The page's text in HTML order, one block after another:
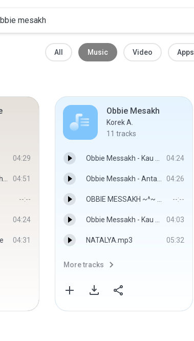
All Music Video Apps
04:29
04:51
--:--
04:24
04:31
Obbie Mesakh
Korek A.
11 tracks
Obbie Messakh - Kau Tercipta Bukan Untukku (Official Music Video ).mp3 04:24
Obbie Messakh - Antara Benci Dan Rindu (Official Music Video).mp3 04:26
OBBIE MESSAKH ~^~ ISTILAH CINTA.mp3 --:--
Obbie Messakh - Kau Dan Aku Satu (Official Music Video ).mp3 04:03
NATALYA.mp3 05:32
More tracks